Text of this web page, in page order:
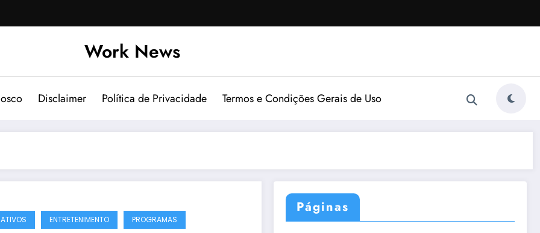
Work News
Disclaimer Política de Privacidade Termos e Condições Gerais de Uso
ENTRETENIMENTO PROGRAMAS
Páginas